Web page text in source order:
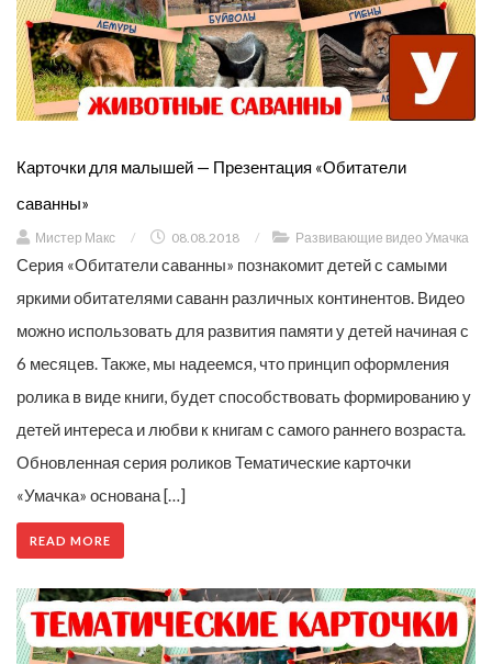
Карточки для малышей — Презентация «Обитатели
саванны»
Мистер Макс / 08.08.2018 / Развивающие видео Умачка
Серия «Обитатели саванны» познакомит детей с самыми
яркими обитателями саванн различных континентов. Видео
можно использовать для развития памяти у детей начиная с
6 месяцев. Также, мы надеемся, что принцип оформления
ролика в виде книги, будет способствовать формированию у
детей интереса и любви к книгам с самого раннего возраста.
Обновленная серия роликов Тематические карточки
«Умачка» основана […]
READ MORE